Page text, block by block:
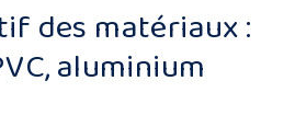
des matériaux :
aluminium